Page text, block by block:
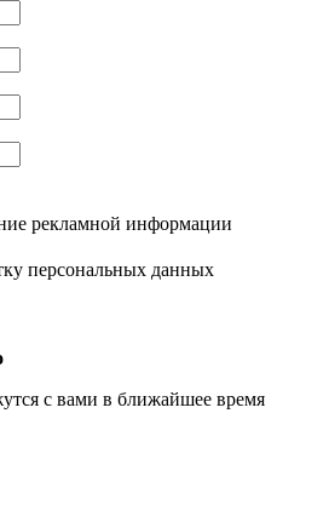
рекламной информации
персональных данных
с вами в ближайшее время